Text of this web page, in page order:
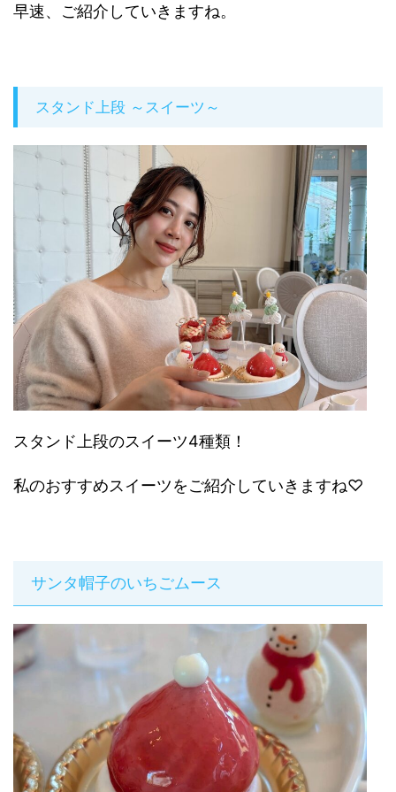
早速、ご紹介していきますね。
スタンド上段 ～スイーツ～
スタンド上段のスイーツ4種類！
私のおすすめスイーツをご紹介していきますね♡
サンタ帽子のいちごムース